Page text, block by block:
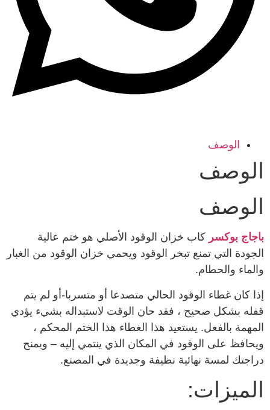
الوصف
الوصف
الوصف
باجاج بوكسر كاب خزان الوقود الأصلي هو ختم عالية
الجودة التي تمنع تبخر الوقود ويحمي خزان الوقود من الغبار
والماء والحطام.
إذا كان غطاء الوقود الحالي متصدعا أو متسربا-أو لم يتم
قفله بشكل صحيح ، فقد حان الوقت لاستبداله بشيء يؤدي
المهمة بالفعل. يستعيد هذا الغطاء هذا الختم المحكم ،
ويحافظ على الوقود في المكان الذي ينتمي إليه – ويمنح
دراجتك لمسة نهائية نظيفة وجديدة في المصنع.
الميزات: